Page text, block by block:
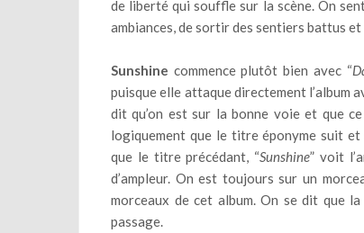
de liberté qui souffle sur la scène. On
ambiances, de sortir des sentiers battus
Sunshine commence plutôt bien avec “
puisque elle attaque directement l’album
dit qu’on est sur la bonne voie et que
logiquement que le titre éponyme suit et
que le titre précédant, “Sunshine” voit
d’ampleur. On est toujours sur un
morceaux de cet album. On se dit que
passage.